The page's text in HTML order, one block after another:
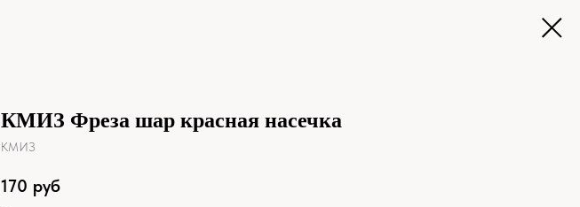
КМИЗ Фреза шар красная насечка
КМИЗ
170 руб